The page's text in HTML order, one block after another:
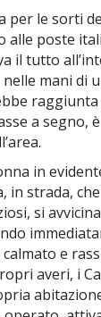
per le sorti
alle poste
il tutto
mani di
a segno,
in
strada,
si
e
averi, i